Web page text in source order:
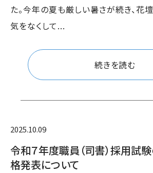
た。今年の夏も厳しい暑さが続き、花
気をなくして...
続きを読む
2025.10.09
令和７年度職員（司書）採用試
格発表について